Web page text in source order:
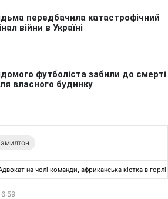
на чолі команди, африканська кістка в